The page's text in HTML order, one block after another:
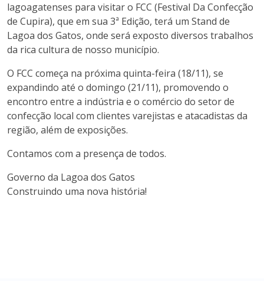
lagoagatenses para visitar o FCC (Festival Da Confecção
de Cupira), que em sua 3ª Edição, terá um Stand de
Lagoa dos Gatos, onde será exposto diversos trabalhos
da rica cultura de nosso município.
O FCC começa na próxima quinta-feira (18/11), se
expandindo até o domingo (21/11), promovendo o
encontro entre a indústria e o comércio do setor de
confecção local com clientes varejistas e atacadistas da
região, além de exposições.
Contamos com a presença de todos.
Governo da Lagoa dos Gatos
Construindo uma nova história!